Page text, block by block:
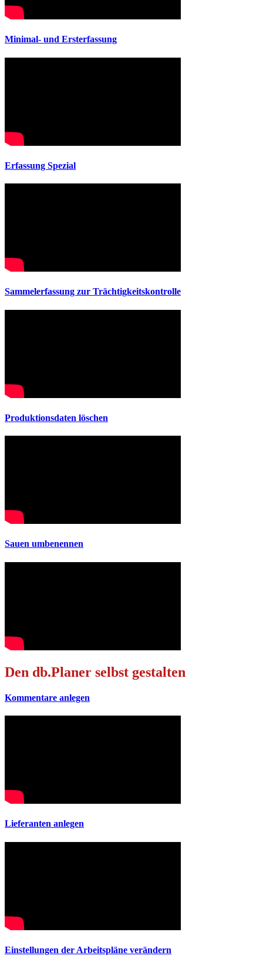
Minimal- und Ersterfassung
Erfassung Spezial
Sammelerfassung zur Trächtigkeitskontrolle
Produktionsdaten löschen
Sauen umbenennen
Den db.Planer selbst gestalten
Kommentare anlegen
Lieferanten anlegen
Einstellungen der Arbeitspläne verändern